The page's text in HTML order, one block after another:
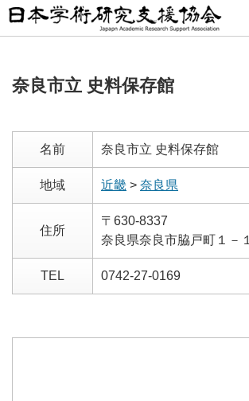
奈良市立 史料保存館
名前 奈良市立 史料保存館
地域 近畿 > 奈良県
住所
〒630-8337
奈良県奈良市脇戸町１－１
TEL 0742-27-0169